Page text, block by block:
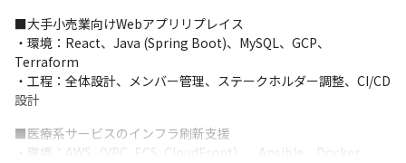
■大手小売業向けWebアプリリプレイス
・環境：React、Java (Spring Boot)、MySQL、GCP、
Terraform
・工程：全体設計、メンバー管理、ステークホルダー調整、CI/CD
設計
■医療系サービスのインフラ刷新支援
・環境：AWS（VPC, ECS, CloudFront）、Ansible、Docker、